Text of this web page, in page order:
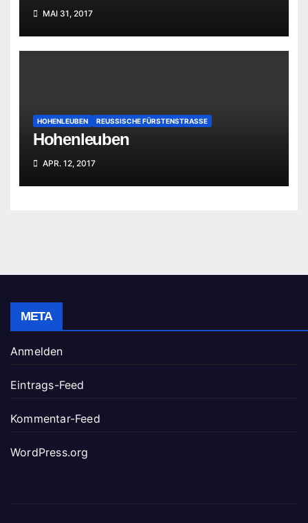
MAI 31, 2017
HOHENLEUBEN REUSSISCHE FÜRSTENSTRASSE
Hohenleuben
APR. 12, 2017
META
Anmelden
Eintrags-Feed
Kommentar-Feed
WordPress.org